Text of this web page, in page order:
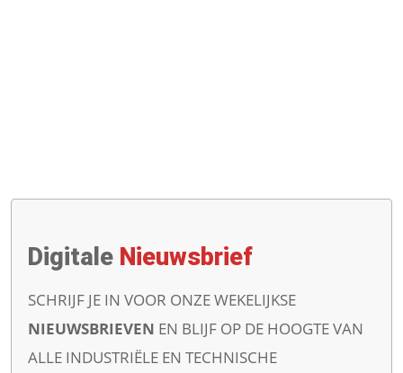
Digitale Nieuwsbrief
SCHRIJF JE IN VOOR ONZE WEKELIJKSE
NIEUWSBRIEVEN EN BLIJF OP DE HOOGTE VAN
ALLE INDUSTRIËLE EN TECHNISCHE